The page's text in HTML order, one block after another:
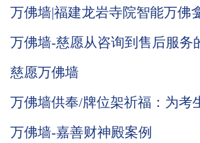
万佛墙|福建龙岩寺院智能万佛
万佛墙-慈愿从咨询到售后服务
慈愿万佛墙
万佛墙供奉/牌位架祈福：为考
万佛墙-嘉善财神殿案例